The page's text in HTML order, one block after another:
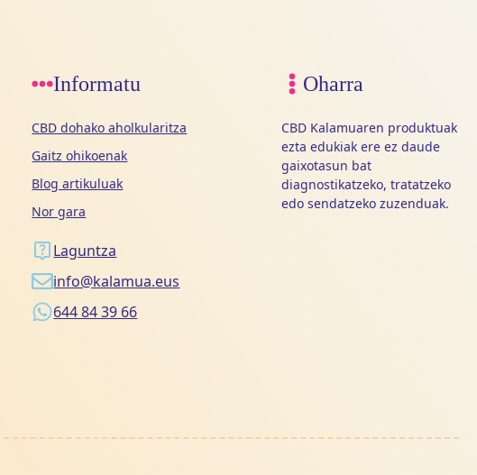
Informatu
CBD dohako aholkularitza
Gaitz ohikoenak
Blog artikuluak
Nor gara
Laguntza
info@kalamua.eus
644 84 39 66
Oharra
CBD Kalamuaren produktuak
ezta edukiak ere ez daude
gaixotasun bat
diagnostikatzeko, tratatzeko
edo sendatzeko zuzenduak.